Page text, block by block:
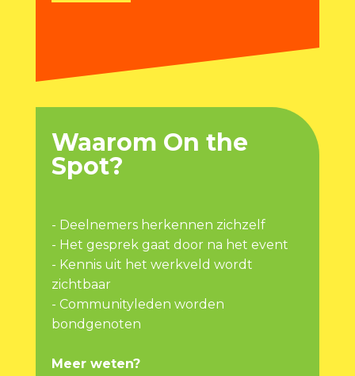
Waarom On the
Spot?
- Deelnemers herkennen zichzelf
- Het gesprek gaat door na het event
- Kennis uit het werkveld wordt
zichtbaar
- Communityleden worden
bondgenoten
Meer weten?